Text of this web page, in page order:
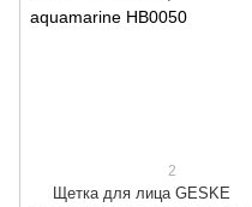
2
Щетка для лица GESKE